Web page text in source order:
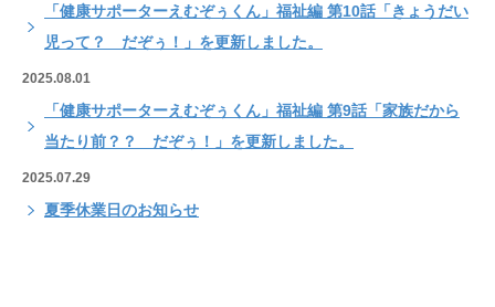
「健康サポーターえむぞぅくん」福祉編 第10話「きょうだい
児って？ だぞぅ！」を更新しました。
2025.08.01
「健康サポーターえむぞぅくん」福祉編 第9話「家族だから
当たり前？？ だぞぅ！」を更新しました。
2025.07.29
夏季休業日のお知らせ